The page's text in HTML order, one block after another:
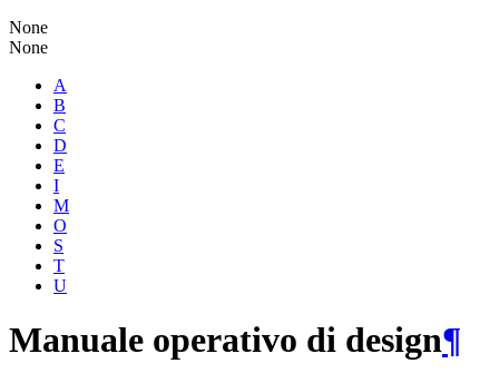
None
None
A
B
C
D
E
I
M
O
S
T
U
Manuale operativo di design¶